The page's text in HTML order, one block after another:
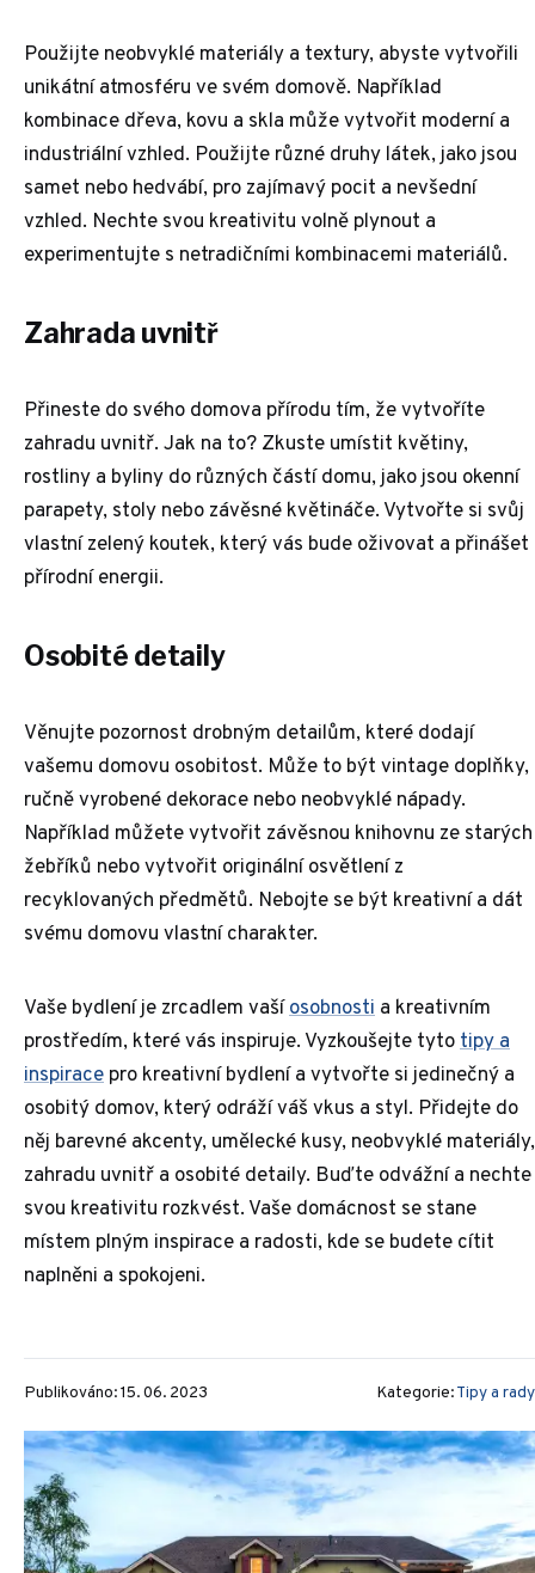
Použijte neobvyklé materiály a textury, abyste vytvořili
unikátní atmosféru ve svém domově. Například
kombinace dřeva, kovu a skla může vytvořit moderní a
industriální vzhled. Použijte různé druhy látek, jako jsou
samet nebo hedvábí, pro zajímavý pocit a nevšední
vzhled. Nechte svou kreativitu volně plynout a
experimentujte s netradičními kombinacemi materiálů.
Zahrada uvnitř
Přineste do svého domova přírodu tím, že vytvoříte
zahradu uvnitř. Jak na to? Zkuste umístit květiny,
rostliny a byliny do různých částí domu, jako jsou okenní
parapety, stoly nebo závěsné květináče. Vytvořte si svůj
vlastní zelený koutek, který vás bude oživovat a přinášet
přírodní energii.
Osobité detaily
Věnujte pozornost drobným detailům, které dodají
vašemu domovu osobitost. Může to být vintage doplňky,
ručně vyrobené dekorace nebo neobvyklé nápady.
Například můžete vytvořit závěsnou knihovnu ze starých
žebříků nebo vytvořit originální osvětlení z
recyklovaných předmětů. Nebojte se být kreativní a dát
svému domovu vlastní charakter.
Vaše bydlení je zrcadlem vašíosobnosti a kreativním
prostředím, které vás inspiruje. Vyzkoušejte tytotipy a
inspirace pro kreativní bydlení a vytvořte si jedinečný a
osobitý domov, který odráží váš vkus a styl. Přidejte do
něj barevné akcenty, umělecké kusy, neobvyklé materiály,
zahradu uvnitř a osobité detaily. Buďte odvážní a nechte
svou kreativitu rozkvést. Vaše domácnost se stane
místem plným inspirace a radosti, kde se budete cítit
naplněni a spokojeni.
Publikováno: 15. 06. 2023 Kategorie:Tipy a rady